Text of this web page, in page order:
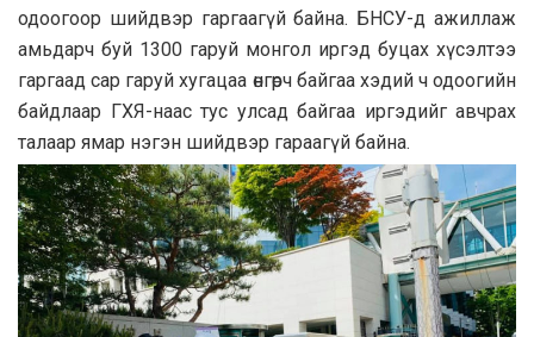
одоогоор шийдвэр гаргаагүй байна. БНСУ-д ажиллаж
амьдарч буй 1300 гаруй монгол иргэд буцах хүсэлтээ
гаргаад сар гаруй хугацаа өнгөрч байгаа хэдий ч одоогийн
байдлаар ГХЯ-наас тус улсад байгаа иргэдийг авчрах
талаар ямар нэгэн шийдвэр гараагүй байна.